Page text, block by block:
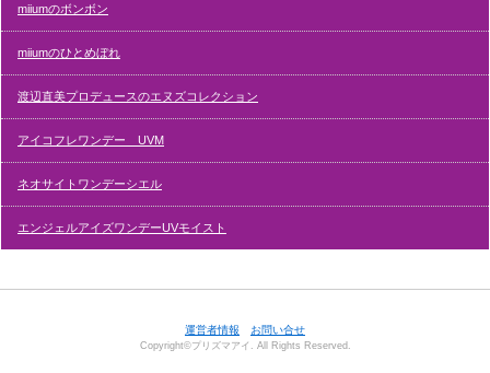
miiumのボンボン
miiumのひとめぼれ
渡辺直美プロデュースのエヌズコレクション
アイコフレワンデー UVM
ネオサイトワンデーシエル
エンジェルアイズワンデーUVモイスト
運営者情報 お問い合せ
Copyright©プリズマアイ. All Rights Reserved.